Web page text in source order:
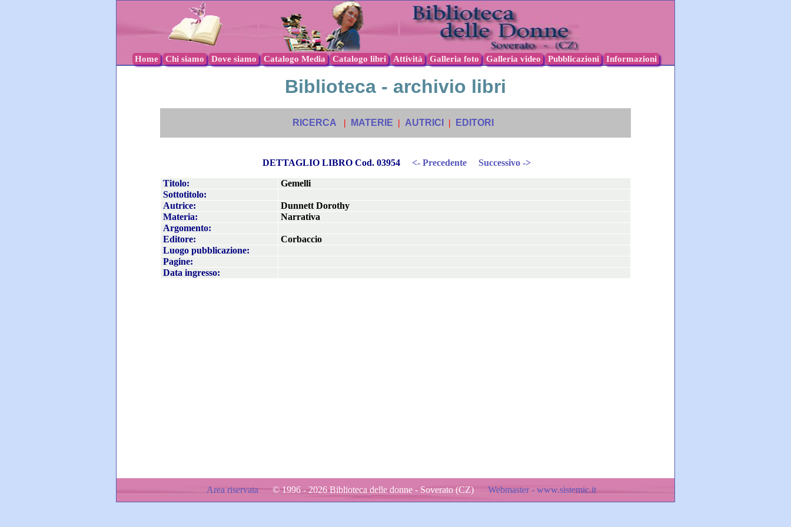
Home Chi siamo Dove siamo Catalogo Media Catalogo libri Attività Galleria foto Galleria video Pubblicazioni Informazioni
Biblioteca - archivio libri
RICERCA | MATERIE | AUTRICI | EDITORI
DETTAGLIO LIBRO Cod. 03954 <- Precedente Successivo ->
Titolo:
Gemelli
Sottotitolo:
Autrice:
Dunnett Dorothy
Materia:
Narrativa
Argomento:
Editore:
Corbaccio
Luogo pubblicazione:
Pagine:
Data ingresso:
Area riservata© 1996 - 2026 Biblioteca delle donne - Soverato (CZ) Webmaster - www.sistemic.it